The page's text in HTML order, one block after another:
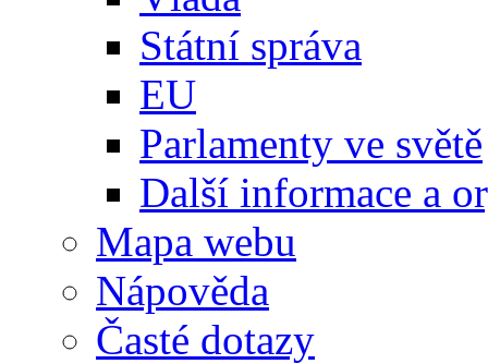
Státní správa
EU
Parlamenty ve světě
Další informace a
Mapa webu
Nápověda
Časté dotazy